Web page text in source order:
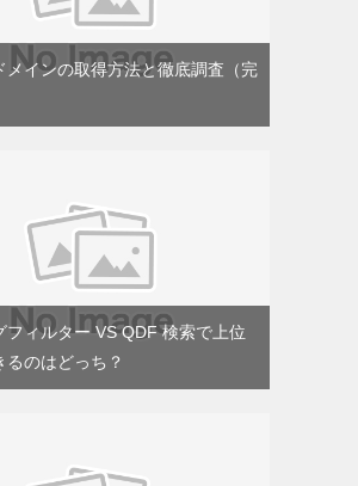
メインの取得方法と徹底調査（完
フィルター VS QDF 検索で上位
るのはどっち？